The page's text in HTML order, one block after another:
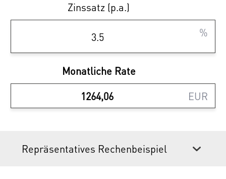
Sparen Sie 3,6% | provisionsfrei
Ihr Vorteil beim Erwerb einer Haring Group
Immobilie:
werden ohne Provision (3,6% inkl. MwSt.)
angeboten!
Zinssatz (p.a.)
%
Monatliche Rate
EUR
Repräsentatives Rechenbeispiel